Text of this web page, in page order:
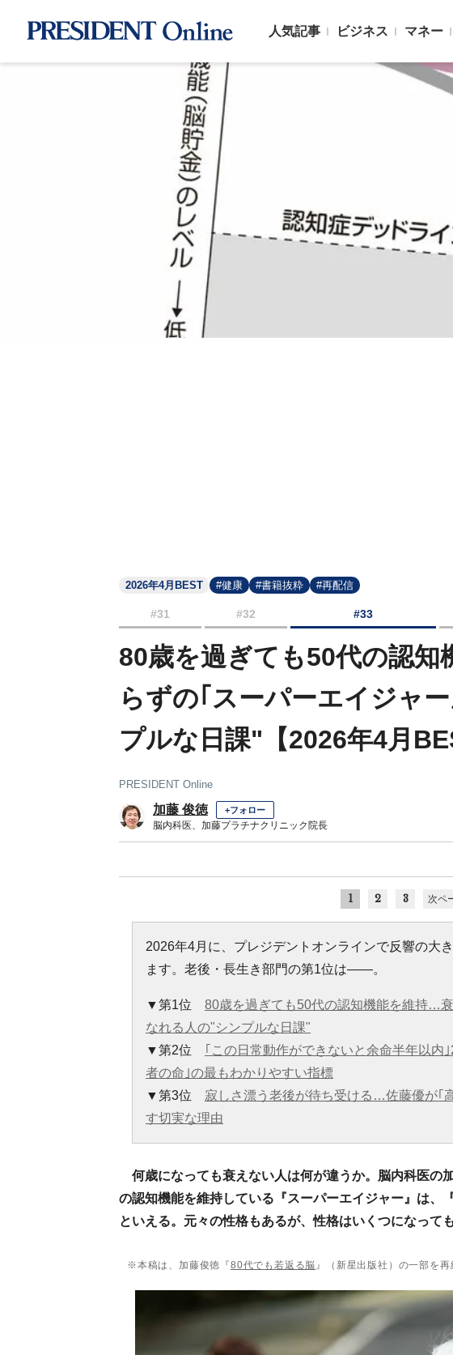
人気記事 ビジネス マネー
2026年4月BEST #健康 #書籍抜粋 #再配信
#31 #32 #33
80歳を過ぎても50代の認
らずの｢スーパーエイジャ
プルな日課"【2026年4月
PRESIDENT Online
加藤 俊徳 +フォロー
脳内科医、加藤プラチナクリニック院長
1 2 3 次ペ
2026年4月に、プレジデントオンラインで反響の大
ます。老後・長生き部門の第1位は――。
▼第1位 80歳を過ぎても50代の認知機能を維持…
なれる人の"シンプルな日課"
▼第2位
｢この日常動作ができないと余命半年以内
者の命｣の最もわかりやすい指標
▼第3位 寂しさ漂う老後が待ち受ける…佐藤優が｢
す切実な理由
何歳になっても衰えない人は何が違うか。脳内科医の
の認知機能を維持している『スーパーエイジャー』は、
といえる。元々の性格もあるが、性格はいくつになって
※本稿は、加藤俊徳『80代でも若返る脳 』（新星出版社）の一部を再